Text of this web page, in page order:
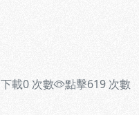
下載0 次數 點擊619 次數